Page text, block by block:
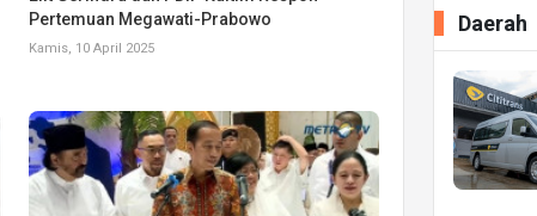
Pertemuan Megawati-Prabowo
Kamis, 10 April 2025
Daerah